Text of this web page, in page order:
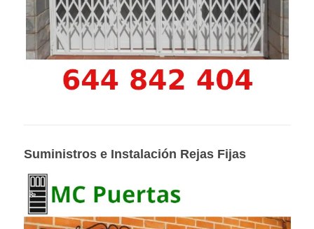
Suministros e Instalación Rejas Fijas